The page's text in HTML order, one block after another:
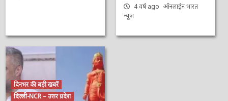
4 वर्ष ago ऑनलाईन भारत
न्यूज़
दिनभर की बड़ी खबरें
दिल्ली-NCR – उत्तर प्रदेश